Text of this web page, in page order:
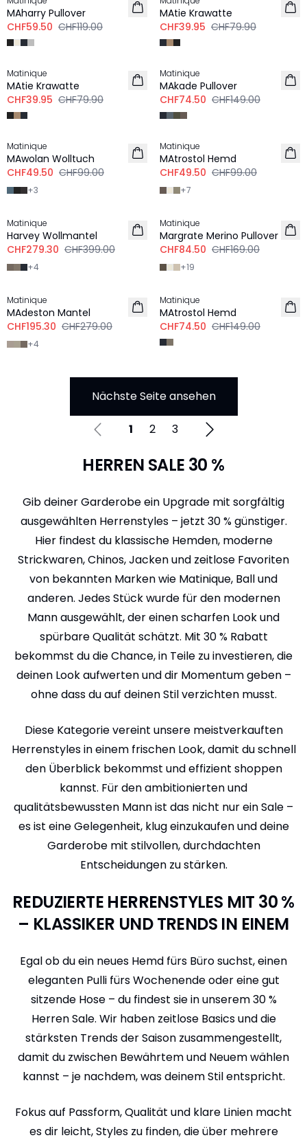
MAharry Pullover
CHF59.50 CHF119.00
MAtie Krawatte
CHF39.95 CHF79.90
-50%
Matinique
MAtie Krawatte
CHF39.95 CHF79.90
-50%
Matinique
MAkade Pullover
CHF74.50 CHF149.00
-50%
Matinique
MAwolan Wolltuch
CHF49.50 CHF99.00
+3
-50%
Matinique
MAtrostol Hemd
CHF49.50 CHF99.00
+7
-30%
Matinique
Harvey Wollmantel
CHF279.30 CHF399.00
+4
-50%
Matinique
Margrate Merino Pullover
CHF84.50 CHF169.00
+19
-30%
Matinique
MAdeston Mantel
CHF195.30 CHF279.00
+4
-50%
Matinique
MAtrostol Hemd
CHF74.50 CHF149.00
Nächste Seite ansehen
1 2 3
HERREN SALE 30 %
Gib deiner Garderobe ein Upgrade mit sorgfältig
ausgewählten Herrenstyles – jetzt 30 % günstiger.
Hier findest du klassische Hemden, moderne
Strickwaren, Chinos, Jacken und zeitlose Favoriten
von bekannten Marken wie Matinique, Ball und
anderen. Jedes Stück wurde für den modernen
Mann ausgewählt, der einen scharfen Look und
spürbare Qualität schätzt. Mit 30 % Rabatt
bekommst du die Chance, in Teile zu investieren, die
deinen Look aufwerten und dir Momentum geben –
ohne dass du auf deinen Stil verzichten musst.
Diese Kategorie vereint unsere meistverkauften
Herrenstyles in einem frischen Look, damit du schnell
den Überblick bekommst und effizient shoppen
kannst. Für den ambitionierten und
qualitätsbewussten Mann ist das nicht nur ein Sale –
es ist eine Gelegenheit, klug einzukaufen und deine
Garderobe mit stilvollen, durchdachten
Entscheidungen zu stärken.
REDUZIERTE HERRENSTYLES MIT 30 %
– KLASSIKER UND TRENDS IN EINEM
Egal ob du ein neues Hemd fürs Büro suchst, einen
eleganten Pulli fürs Wochenende oder eine gut
sitzende Hose – du findest sie in unserem 30 %
Herren Sale. Wir haben zeitlose Basics und die
stärksten Trends der Saison zusammengestellt,
damit du zwischen Bewährtem und Neuem wählen
kannst – je nachdem, was deinem Stil entspricht.
Fokus auf Passform, Qualität und klare Linien macht
es dir leicht, Styles zu finden, die über mehrere